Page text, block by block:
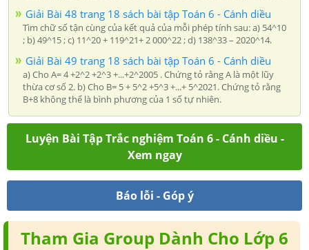
Giải Bài 48 trang 18 sách bài tập Toán 6 - Cánh diều
Tìm chữ số tận cùng của kết quả của mỗi phép tính sau: a) 54^10
; b) 49^15 ; c) 11^20 + 119^21+ 2 000^22 ; d) 138^33 – 2020^14.
Giải Bài 49 trang 18 sách bài tập Toán 6 - Cánh diều
a) Cho A= 4 +2^2 +2^3 +...+2^2005 . Chứng tỏ rằng A là một lũy
thừa cơ số 2. b) Cho B= 5 + 5^2 +5^3 +...+ 5^2021. Chứng tỏ rằng
B+8 không thể là bình phương của 1 số tự nhiên.
Luyện Bài Tập Trắc nghiệm Toán 6 - Cánh diều -
Xem ngay
Báo lỗi - Góp ý
Tham Gia Group Dành Cho Lớp 6